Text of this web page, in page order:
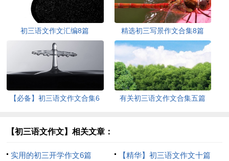
初三语文作文汇编8篇 精选初三写景作文合集8篇
【必备】初三语文作文合集6
有关初三语文作文合集五篇
【初三语文作文】相关文章：
实用的初三开学作文6篇
【精华】初三语文作文十篇